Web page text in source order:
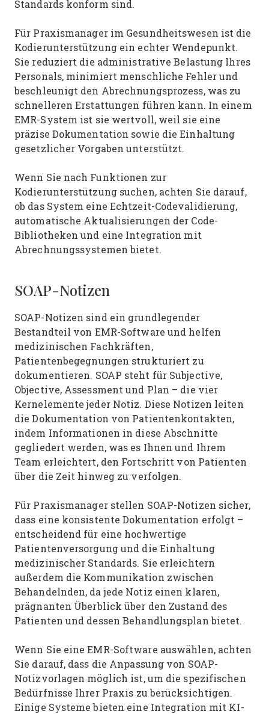
Standards konform sind.
Für Praxismanager im Gesundheitswesen ist die
Kodierunterstützung ein echter Wendepunkt.
Sie reduziert die administrative Belastung Ihres
Personals, minimiert menschliche Fehler und
beschleunigt den Abrechnungsprozess, was zu
schnelleren Erstattungen führen kann. In einem
EMR-System ist sie wertvoll, weil sie eine
präzise Dokumentation sowie die Einhaltung
gesetzlicher Vorgaben unterstützt.
Wenn Sie nach Funktionen zur
Kodierunterstützung suchen, achten Sie darauf,
ob das System eine Echtzeit-Codevalidierung,
automatische Aktualisierungen der Code-
Bibliotheken und eine Integration mit
Abrechnungssystemen bietet.
SOAP-Notizen
SOAP-Notizen sind ein grundlegender
Bestandteil von EMR-Software und helfen
medizinischen Fachkräften,
Patientenbegegnungen strukturiert zu
dokumentieren. SOAP steht für Subjective,
Objective, Assessment und Plan – die vier
Kernelemente jeder Notiz. Diese Notizen leiten
die Dokumentation von Patientenkontakten,
indem Informationen in diese Abschnitte
gegliedert werden, was es Ihnen und Ihrem
Team erleichtert, den Fortschritt von Patienten
über die Zeit hinweg zu verfolgen.
Für Praxismanager stellen SOAP-Notizen sicher,
dass eine konsistente Dokumentation erfolgt –
entscheidend für eine hochwertige
Patientenversorgung und die Einhaltung
medizinischer Standards. Sie erleichtern
außerdem die Kommunikation zwischen
Behandelnden, da jede Notiz einen klaren,
prägnanten Überblick über den Zustand des
Patienten und dessen Behandlungsplan bietet.
Wenn Sie eine EMR-Software auswählen, achten
Sie darauf, dass die Anpassung von SOAP-
Notizvorlagen möglich ist, um die spezifischen
Bedürfnisse Ihrer Praxis zu berücksichtigen.
Einige Systeme bieten eine Integration mit KI-